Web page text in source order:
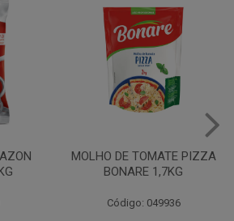
MARGARINA USO
PROFISSIONAL 80% CUKIN
Código: 062469